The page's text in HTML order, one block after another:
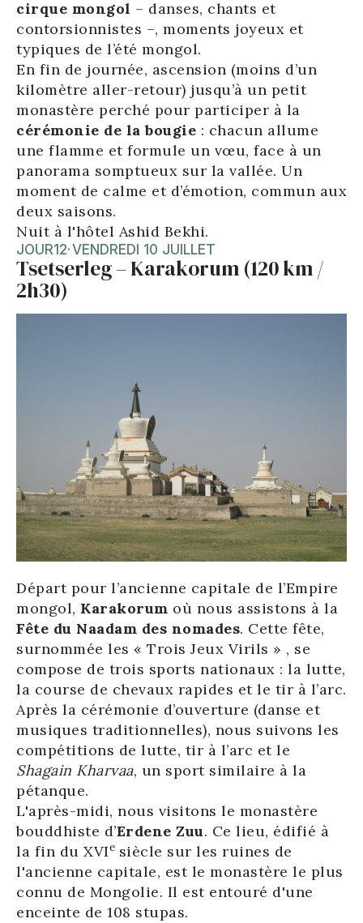
cirque mongol – danses, chants et
contorsionnistes –, moments joyeux et
typiques de l’été mongol.
En fin de journée, ascension (moins d’un
kilomètre aller-retour) jusqu’à un petit
monastère perché pour participer à la
cérémonie de la bougie : chacun allume
une flamme et formule un vœu, face à un
panorama somptueux sur la vallée. Un
moment de calme et d’émotion, commun aux
deux saisons.
Nuit à l'hôtel Ashid Bekhi.
JOUR12·VENDREDI 10 JUILLET
Tsetserleg – Karakorum (120 km /
2h30)
Départ pour l’ancienne capitale de l’Empire
mongol, Karakorum où nous assistons à la
Fête du Naadam des nomades. Cette fête,
surnommée les « Trois Jeux Virils » , se
compose de trois sports nationaux : la lutte,
la course de chevaux rapides et le tir à l’arc.
Après la cérémonie d’ouverture (danse et
musiques traditionnelles), nous suivons les
compétitions de lutte, tir à l’arc et le
Shagain Kharvaa, un sport similaire à la
pétanque.
L'après-midi, nous visitons le monastère
bouddhiste d’Erdene Zuu. Ce lieu, édifié à
la fin du XVIe siècle sur les ruines de
l'ancienne capitale, est le monastère le plus
connu de Mongolie. Il est entouré d'une
enceinte de 108 stupas.